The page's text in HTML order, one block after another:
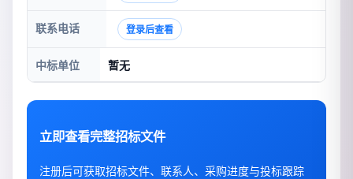
联系电话 登录后查看
中标单位 暂无
立即查看完整招标文件
注册后可获取招标文件、联系人、采购进度与投标跟踪